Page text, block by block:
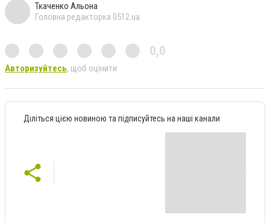
Ткаченко Альона
Головна редакторка 0512.ua
0,0
Авторизуйтесь, щоб оцінити
Діліться цією новиною та підписуйтесь на наші канали